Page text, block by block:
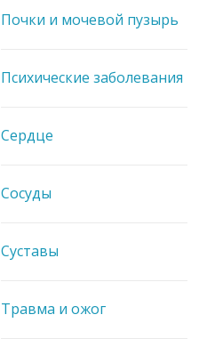
Почки и мочевой пузырь
Психические заболевания
Сердце
Сосуды
Суставы
Травма и ожог